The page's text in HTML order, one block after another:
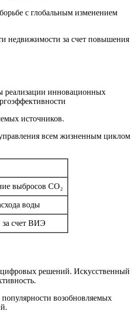
с глобальным изменением
недвижимости за счет повышения
источников.
всем жизненным циклом
выбросов CO₂
воды
за счет ВИЭ
цифровых решений. Искусственный
возобновляемых